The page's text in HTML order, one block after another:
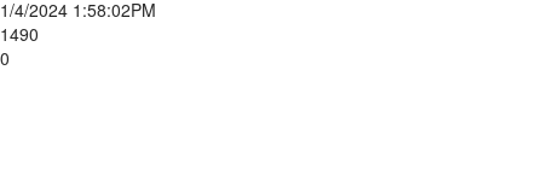
1/4/2024 1:58:02PM
1490
0